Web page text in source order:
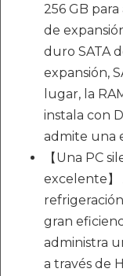
256 GB
de
duro SATA
expansión,
lugar, la
instala con
admite una
【Una PC
excelente】
gran
administra
a través de